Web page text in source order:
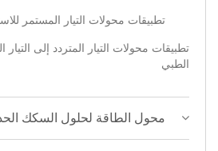
تطبيقات محولات التيار المستمر
تطبيقات محولات التيار المتردد إلى
الطبي
محول الطاقة لحلول السكك